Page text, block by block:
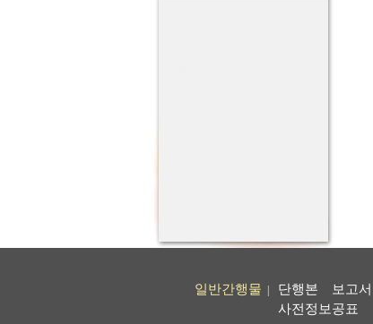
일반간행물 단행본 보고서
사전정보공표